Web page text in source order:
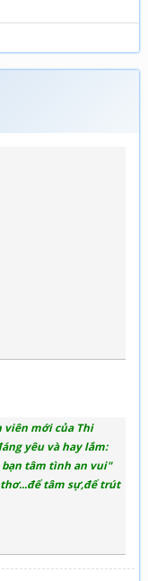
viên mới của Thi
yêu và hay lắm:
tâm tình an vui"
thơ...để tâm sự,để trút